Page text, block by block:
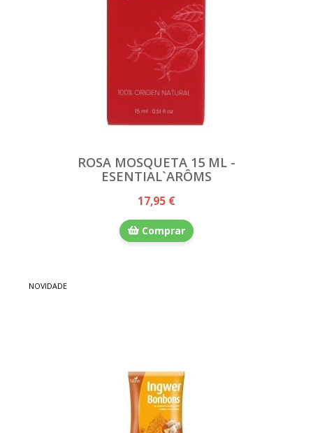
ROSA MOSQUETA 15 ML -
ESENTIAL`ARÔMS
17,95 €
Comprar
NOVIDADE